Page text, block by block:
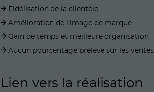
Fidélisation de la clientèle
Amélioration de l’image de marque
Gain de temps et meilleure organisation
Aucun pourcentage prélevé sur les ventes
Lien vers la réalisation